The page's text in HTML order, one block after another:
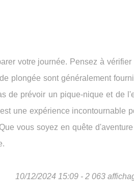
votre journée. Pensez à vérifier
plongée sont généralement
de prévoir un pique-nique et de
une expérience incontournable
vous soyez en quête
10/12/2024 15:09 - 2 063